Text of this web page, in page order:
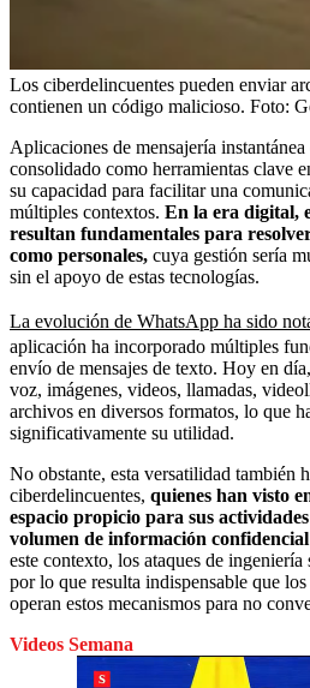
Los ciberdelincuentes pueden enviar
contienen un código malicioso. Foto:
Aplicaciones de mensajería
consolidado como herramientas clave
su capacidad para facilitar una
múltiples contextos. En la era digital,
resultan fundamentales para
como personales, cuya gestión sería
sin el apoyo de estas tecnologías.
La evolución de WhatsApp ha sido
aplicación ha incorporado múltiples
envío de mensajes de texto. Hoy en
voz, imágenes, videos, llamadas,
archivos en diversos formatos, lo que
significativamente su utilidad.
No obstante, esta versatilidad también
ciberdelincuentes, quienes han visto
espacio propicio para sus
volumen de información
este contexto, los ataques de
por lo que resulta indispensable que
operan estos mecanismos para no
Videos Semana